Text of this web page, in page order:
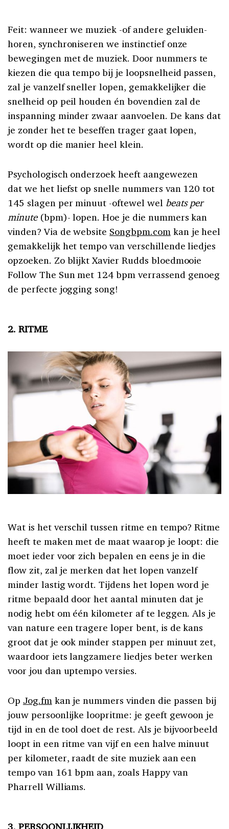
Feit: wanneer we muziek -of andere geluiden-
horen, synchroniseren we instinctief onze
bewegingen met de muziek. Door nummers te
kiezen die qua tempo bij je loopsnelheid passen,
zal je vanzelf sneller lopen, gemakkelijker die
snelheid op peil houden én bovendien zal de
inspanning minder zwaar aanvoelen. De kans dat
je zonder het te beseffen trager gaat lopen,
wordt op die manier heel klein.
Psychologisch onderzoek heeft aangewezen
dat we het liefst op snelle nummers van 120 tot
145 slagen per minuut -oftewel wel beats per
minute (bpm)- lopen. Hoe je die nummers kan
vinden? Via de website Songbpm.com kan je heel
gemakkelijk het tempo van verschillende liedjes
opzoeken. Zo blijkt Xavier Rudds bloedmooie
Follow The Sun met 124 bpm verrassend genoeg
de perfecte jogging song!
2. RITME
Wat is het verschil tussen ritme en tempo? Ritme
heeft te maken met de maat waarop je loopt: die
moet ieder voor zich bepalen en eens je in die
flow zit, zal je merken dat het lopen vanzelf
minder lastig wordt. Tijdens het lopen word je
ritme bepaald door het aantal minuten dat je
nodig hebt om één kilometer af te leggen. Als je
van nature een tragere loper bent, is de kans
groot dat je ook minder stappen per minuut zet,
waardoor iets langzamere liedjes beter werken
voor jou dan uptempo versies.
Op Jog.fmkan je nummers vinden die passen bij
jouw persoonlijke loopritme: je geeft gewoon je
tijd in en de tool doet de rest. Als je bijvoorbeeld
loopt in een ritme van vijf en een halve minuut
per kilometer, raadt de site muziek aan een
tempo van 161 bpm aan, zoals Happy van
Pharrell Williams.